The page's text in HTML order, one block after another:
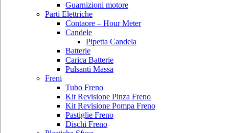
Guarnizioni motore
Parti Elettriche
Contaore – Hour Meter
Candele
Pipetta Candela
Batterie
Carica Batterie
Pulsanti Massa
Freni
Tubo Freno
Kit Revisione Pinza Freno
Kit Revisione Pompa Freno
Pastiglie Freno
Dischi Freno